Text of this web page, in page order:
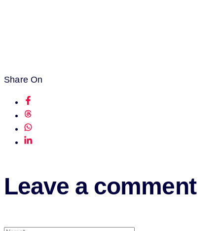
Share On
Leave a comment